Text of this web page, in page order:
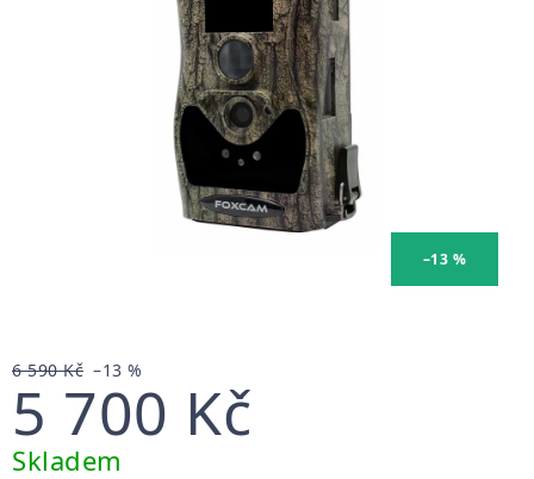
–13 %
6 590 Kč –13 %
5 700 Kč
Měrná
Skladem